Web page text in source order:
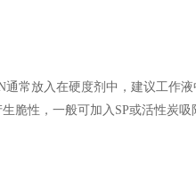
常放入在硬度剂中，建议工作液
脆性，一般可加入SP或活性炭吸